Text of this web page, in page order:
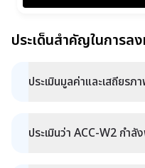
ประเด็นสำคัญในการล
ประเมินมูลค่าและเสถียร
ประเมินว่า ACC-W2 กำ